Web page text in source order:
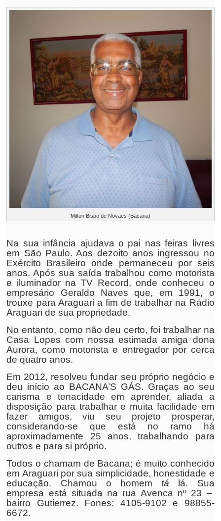
Milton Bispo de Novaes (Bacana)
Na sua infância ajudava o pai nas feiras livres
em São Paulo. Aos dezoito anos ingressou no
Exército Brasileiro onde permaneceu por seis
anos. Após sua saída trabalhou como motorista
e iluminador na TV Record, onde conheceu o
empresário Geraldo Naves que, em 1991, o
trouxe para Araguari a fim de trabalhar na Rádio
Araguari de sua propriedade.
No entanto, como não deu certo, foi trabalhar na
Casa Lopes com nossa estimada amiga dona
Aurora, como motorista e entregador por cerca
de quatro anos.
Em 2012, resolveu fundar seu próprio negócio e
deu início ao BACANA’S GÁS. Graças ao seu
carisma e tenacidade em aprender, aliada a
disposição para trabalhar e muita facilidade em
fazer amigos, viu seu projeto prosperar,
considerando-se que está no ramo há
aproximadamente 25 anos, trabalhando para
outros e para si próprio.
Todos o chamam de Bacana; é muito conhecido
em Araguari por sua simplicidade, honestidade e
educação. Chamou o homem tá lá. Sua
empresa está situada na rua Avenca nº 23 –
bairro Gutierrez. Fones: 4105-9102 e 98855-
6672.